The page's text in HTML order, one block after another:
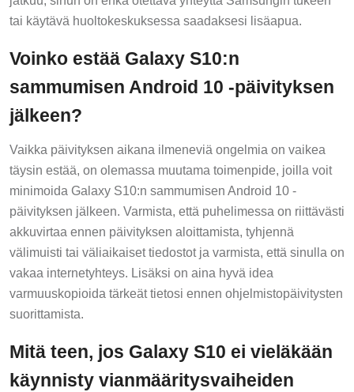
tai käytävä huoltokeskuksessa saadaksesi lisäapua.
Voinko estää Galaxy S10:n
sammumisen Android 10 -päivityksen
jälkeen?
Vaikka päivityksen aikana ilmeneviä ongelmia on vaikea
täysin estää, on olemassa muutama toimenpide, joilla voit
minimoida Galaxy S10:n sammumisen Android 10 -
päivityksen jälkeen. Varmista, että puhelimessa on riittävästi
akkuvirtaa ennen päivityksen aloittamista, tyhjennä
välimuisti tai väliaikaiset tiedostot ja varmista, että sinulla on
vakaa internetyhteys. Lisäksi on aina hyvä idea
varmuuskopioida tärkeät tietosi ennen ohjelmistopäivitysten
suorittamista.
Mitä teen, jos Galaxy S10 ei vieläkään
käynnisty vianmääritysvaiheiden